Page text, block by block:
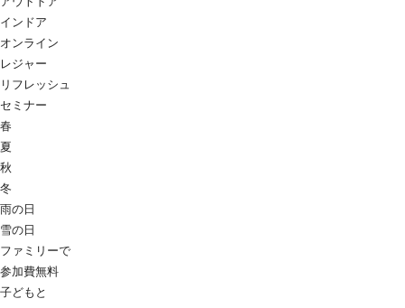
インドア
オンライン
レジャー
リフレッシュ
セミナー
春
夏
秋
冬
雨の日
雪の日
ファミリーで
参加費無料
子どもと